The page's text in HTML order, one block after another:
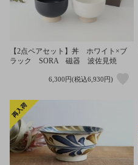
【2点ペアセット】丼 ホワイト×ブ
ラック SORA 磁器 波佐見焼
6,300円(税込6,930円)